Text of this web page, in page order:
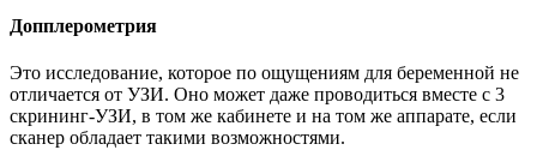
Допплерометрия
Это исследование, которое по ощущениям для беременной не
отличается от УЗИ. Оно может даже проводиться вместе с 3
скрининг-УЗИ, в том же кабинете и на том же аппарате, если
сканер обладает такими возможностями.